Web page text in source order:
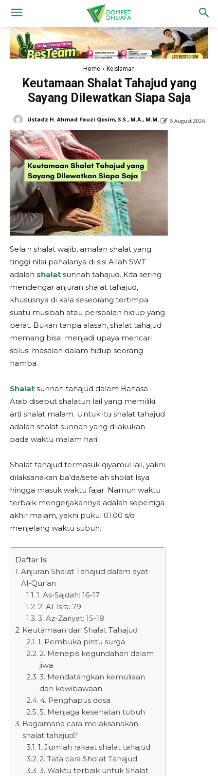
Home Keislaman
Keutamaan Shalat Tahajud yang
Sayang Dilewatkan Siapa Saja
Ustadz H. Ahmad Fauzi Qosim, S.S., M.A., M.M. 5 August 2026
Selain shalat wajib, amalan shalat yang
tinggi nilai pahalanya di sisi Allah SWT
adalah shalat sunnah tahajud. Kita sering
mendengar anjuran shalat tahajud,
khususnya di kala seseorang tertimpa
suatu musibah atau persoalan hidup yang
berat. Bukan tanpa alasan, shalat tahajud
memang bisa menjadi upaya mencari
solusi masalah dalam hidup seorang
hamba.
Shalat sunnah tahajud dalam Bahasa
Arab disebut shalatun lail yang memiliki
arti shalat malam. Untuk itu shalat tahajud
adalah shalat sunnah yang dilakukan
pada waktu malam hari.
Shalat tahajud termasuk qiyamul lail, yakni
dilaksanakan ba’da/setelah sholat Isya
hingga masuk waktu fajar. Namun waktu
terbaik mengerjakannya adalah sepertiga
akhir malam, yakni pukul 01.00 s/d
menjelang waktu subuh.
Daftar Isi
Anjuran Shalat Tahajud dalam ayat
Al-Qur’an
1. As-Sajdah: 16-17
2. Al-Isra: 79
3. Az-Zariyat: 15-18
Keutamaan dari Shalat Tahajud
1. Pembuka pintu surga
2. Menepis kegundahan dalam
jiwa
3. Mendatangkan kemuliaan
dan kewibawaan
4. Penghapus dosa
5. Menjaga kesehatan tubuh
Bagaimana cara melaksanakan
shalat tahajud?
1. Jumlah rakaat shalat tahajud
2. Tata cara Sholat Tahajud
3. Waktu terbaik untuk Shalat